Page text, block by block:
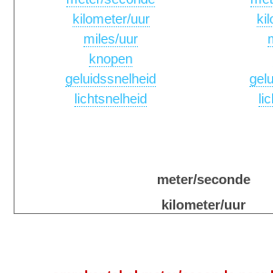
kilometer/uur
miles/uur
knopen
geluidssnelheid
lichtsnelheid
meter/seconde
kilometer/uur